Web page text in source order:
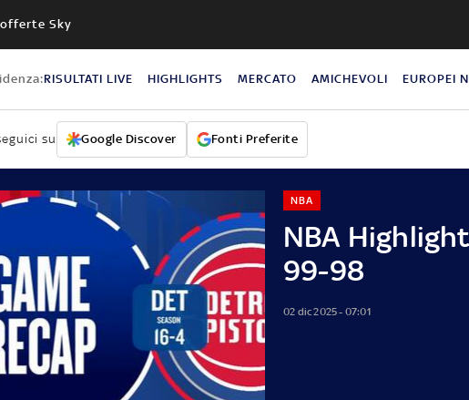
Sky
RISULTATI LIVE HIGHLIGHTS MERCATO AMICHEVOLI EUROPEI
su Google Discover Fonti Preferite
NBA
99-98
NBA
02 dic 2025 - 07:01